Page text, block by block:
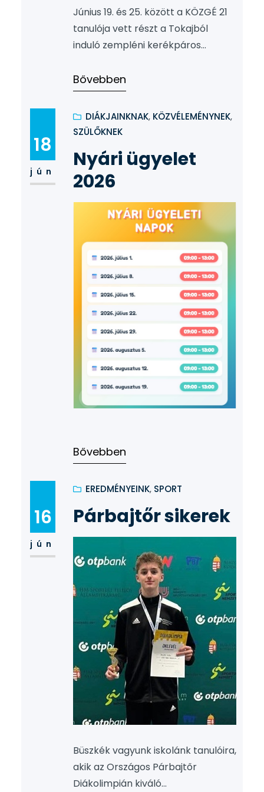
Június 19. és 25. között a KÖZGÉ 21
tanulója vett részt a Tokajból
induló zempléni kerékpáros
élménnyel gazdagodtak: eveztek a
Bodrogon, meglátogattak egy
gólyavédelmi központot,
meghódították a sárospataki,
megcsodálták a Megyer-hegyi
tengerszemet, hegyikristályt
kalácsot gyúrtak, átkeltek Európa
második leghosszabb függőhídján,
és bejártak egy…
Bővebben
18
jún
DIÁKJAINKNAK, KÖZVÉLEMÉNYNEK,
SZÜLŐKNEK
Nyári ügyelet
2026
Bővebben
16
jún
EREDMÉNYEINK, SPORT
Párbajtőr sikerek
Büszkék vagyunk iskolánk tanulóira,
akik az Országos Párbajtőr
Diákolimpián kiváló